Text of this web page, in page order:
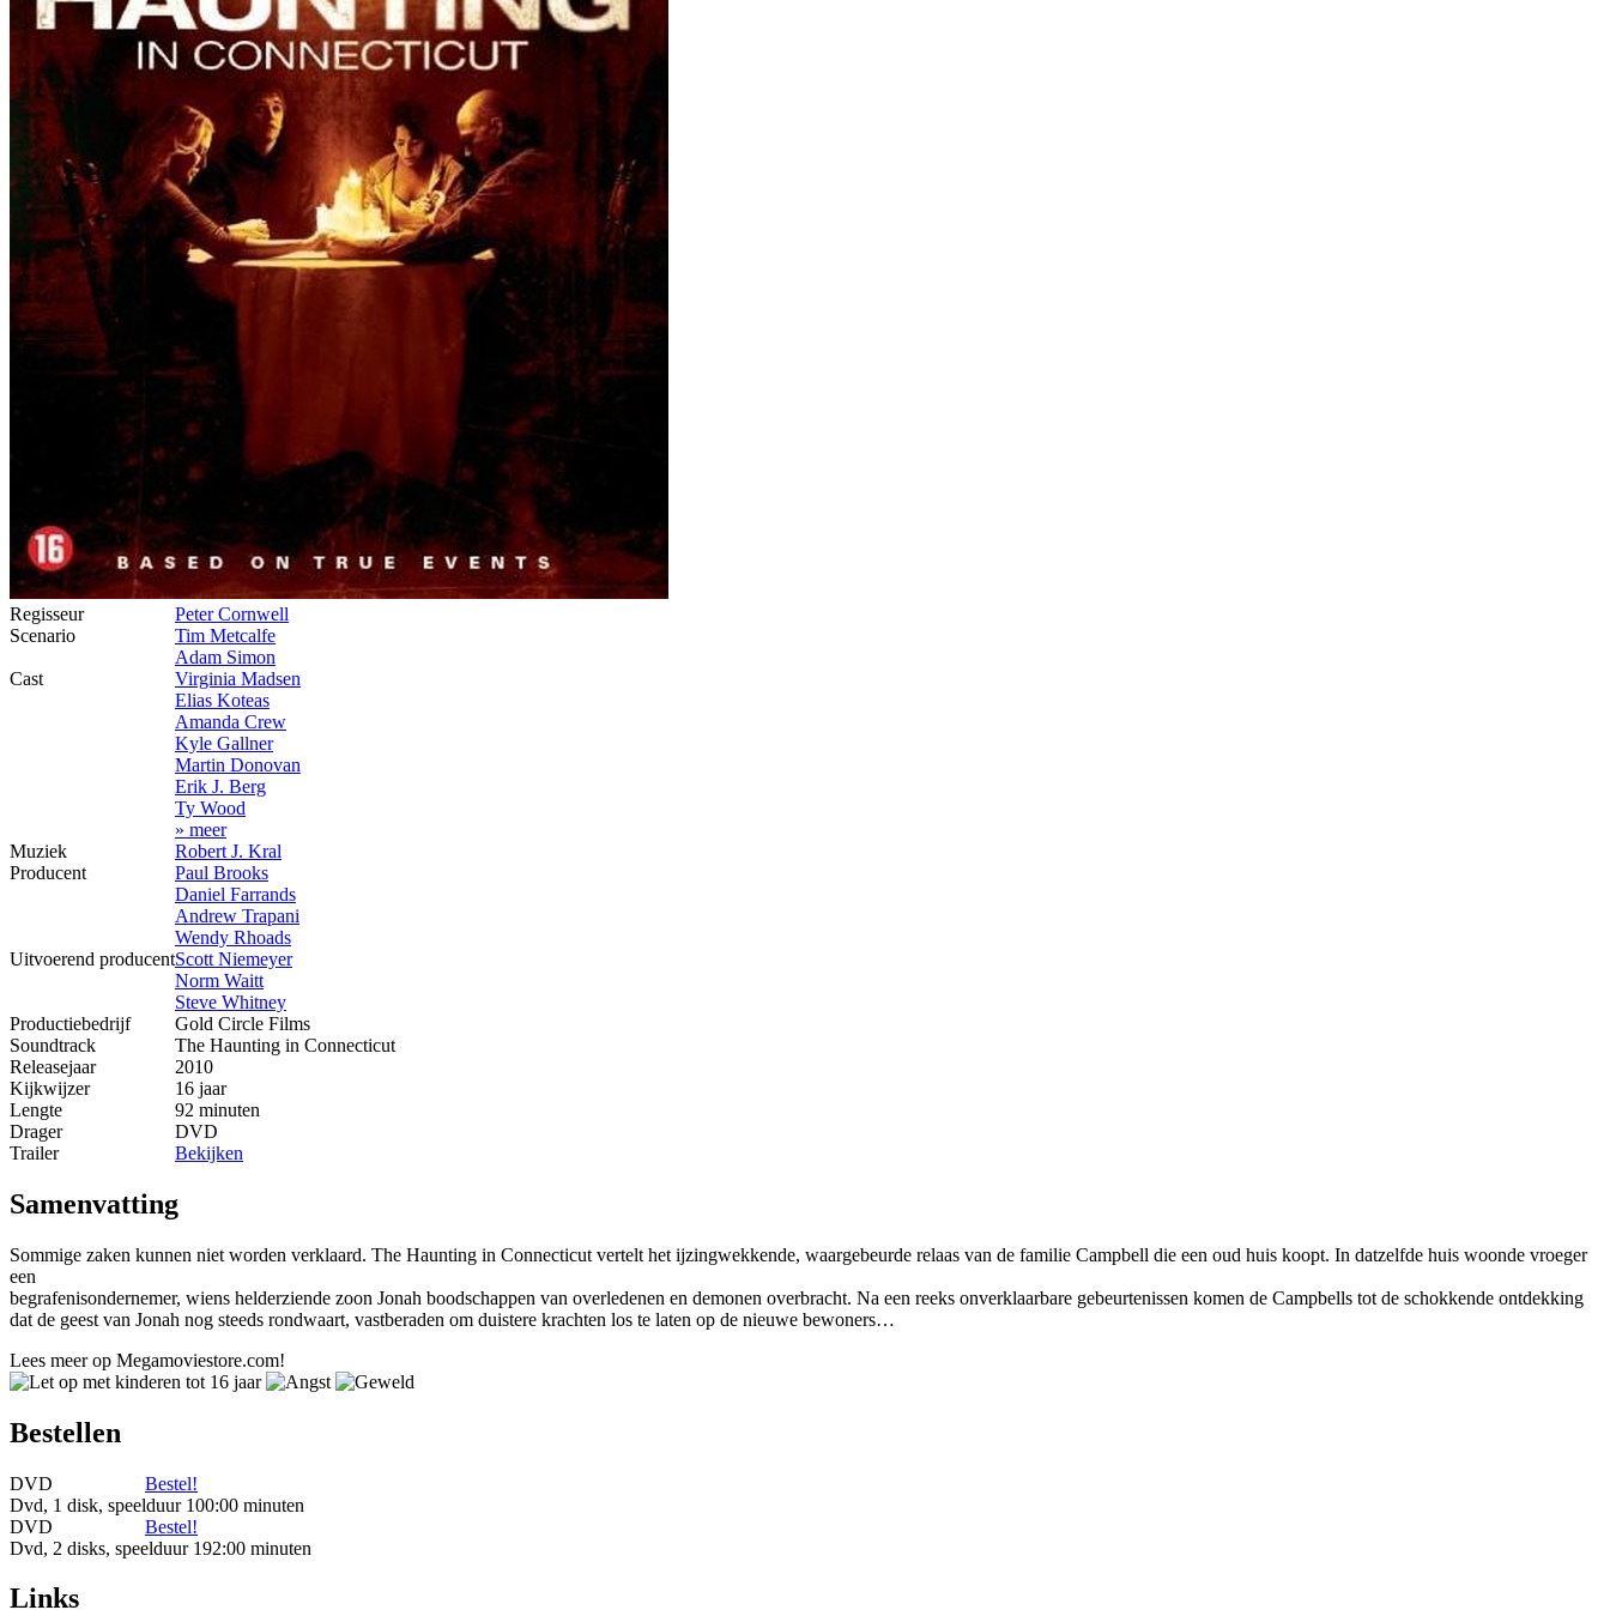
Regisseur
Peter Cornwell
Scenario
Tim Metcalfe
Adam Simon
Cast
Virginia Madsen
Elias Koteas
Amanda Crew
Kyle Gallner
Martin Donovan
Erik J. Berg
Ty Wood
» meer
Muziek
Robert J. Kral
Producent
Paul Brooks
Daniel Farrands
Andrew Trapani
Wendy Rhoads
Uitvoerend producentScott Niemeyer
Norm Waitt
Steve Whitney
Productiebedrijf
Gold Circle Films
Soundtrack
The Haunting in Connecticut
Releasejaar
2010
Kijkwijzer
16 jaar
Lengte
92 minuten
Drager
DVD
Trailer
Bekijken
Samenvatting
Sommige zaken kunnen niet worden verklaard. The Haunting in Connecticut vertelt het ijzingwekkende, waargebeurde relaas van de familie Campbell die een oud huis koopt. In datzelfde huis woonde vroeger
een
begrafenisondernemer, wiens helderziende zoon Jonah boodschappen van overledenen en demonen overbracht. Na een reeks onverklaarbare gebeurtenissen komen de Campbells tot de schokkende ontdekking
dat de geest van Jonah nog steeds rondwaart, vastberaden om duistere krachten los te laten op de nieuwe bewoners…
Lees meer op Megamoviestore.com!
Bestellen
DVD
Bestel!
Dvd, 1 disk, speelduur 100:00 minuten
DVD
Bestel!
Dvd, 2 disks, speelduur 192:00 minuten
Links